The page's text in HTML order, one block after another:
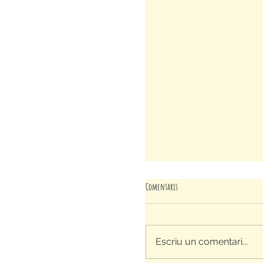
DESCOBRIM LA COMUNITAT A
Comentaris
Escriu un comentari...